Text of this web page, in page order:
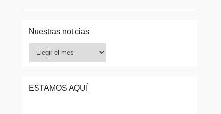
Nuestras noticias
noticias
ESTAMOS AQUÍ